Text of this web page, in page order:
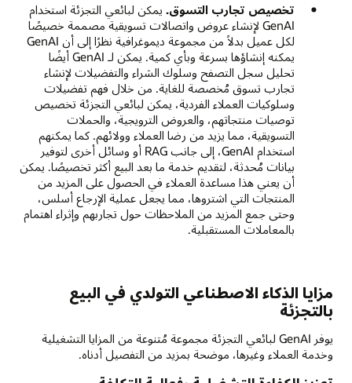
تخصيص تجارب التسوق. يمكن لبائعي التجزئة استخدام
GenAI لإنشاء عروض واتصالات تسويقية مصممة خصيصًا
لكل عميل بدلاً من مجموعة ديموغرافية نظرًا إلى أن GenAI
يمكنه إنشاؤها بسرعة وبأي كمية. يمكن لـ GenAI أيضًا
تحليل سجل التصفح وسلوك الشراء والتفضيلات لإنشاء
تجارب تسوق مُخصصة للغاية. من خلال فهم تفضيلات
وسلوكيات العملاء الفردية، يمكن لبائعي التجزئة تخصيص
توصيات منتجاتهم، والعروض الترويجية، والحملات
التسويقية، مما يزيد من رضا العملاء وولائهم. كما يمكنهم
استخدام GenAI، إلى جانب RAG أو وسائل أخرى لتوفير
بيانات مُحدثة، لتقديم خدمة ما بعد البيع أكثر تخصيصًا. يمكن
أن يعني هذا مساعدة العملاء في الحصول على المزيد من
المنتجات التي اشتروها، مما يجعل عملية الإرجاع أسلس،
وحتى جمع المزيد من الملاحظات حول تجاربهم وإثراء اهتمام
بالمعاملات المستقبلية.
مزايا الذكاء الاصطناعي التولدي في البيع
بالتجزئة
يوفر GenAI لبائعي التجزئة مجموعة مُتنوعة من المزايا التشغيلية
وخدمة العملاء وغيرها، موضحة بمزيد من التفصيل أدناه.